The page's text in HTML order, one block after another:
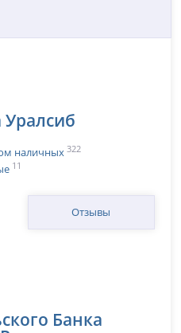
наличных 322
11
Отзывы
Банка